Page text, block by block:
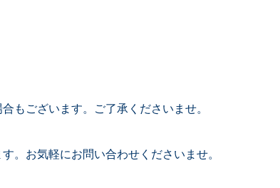
もございます。ご了承くださいませ。
。お気軽にお問い合わせくださいませ。